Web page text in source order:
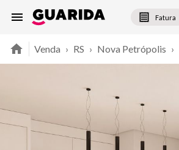
Fatura
Venda › RS › Nova Petrópolis ›